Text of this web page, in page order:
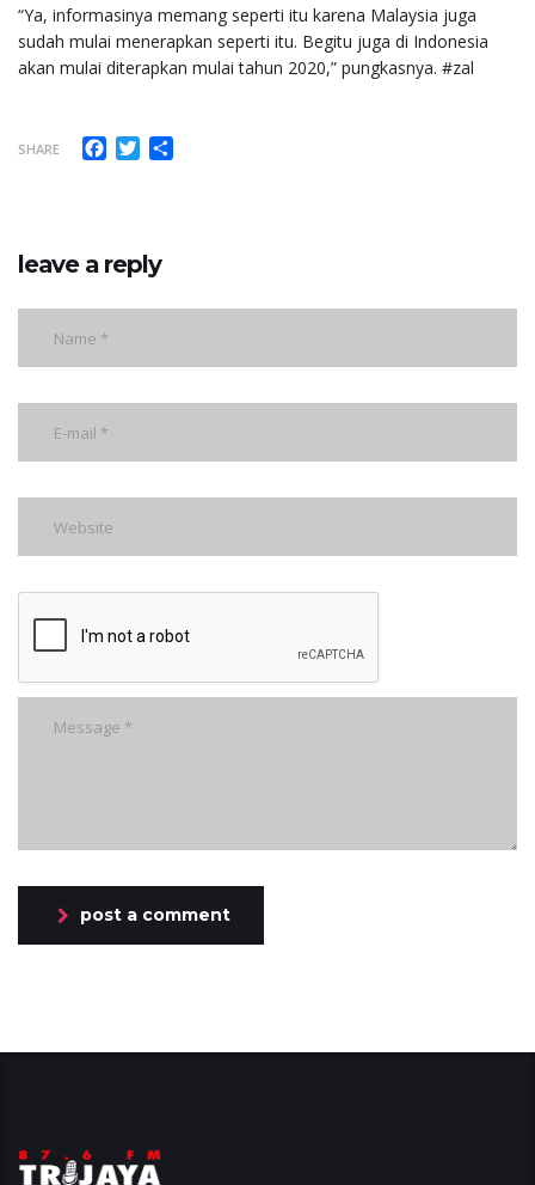
“Ya, informasinya memang seperti itu karena Malaysia juga
sudah mulai menerapkan seperti itu. Begitu juga di Indonesia
akan mulai diterapkan mulai tahun 2020,” pungkasnya. #zal
SHARE Facebook
Twitter
leave a reply
post a comment